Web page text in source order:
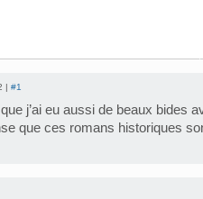
| #1
j’ai eu aussi de beaux bides
que ces romans historiques